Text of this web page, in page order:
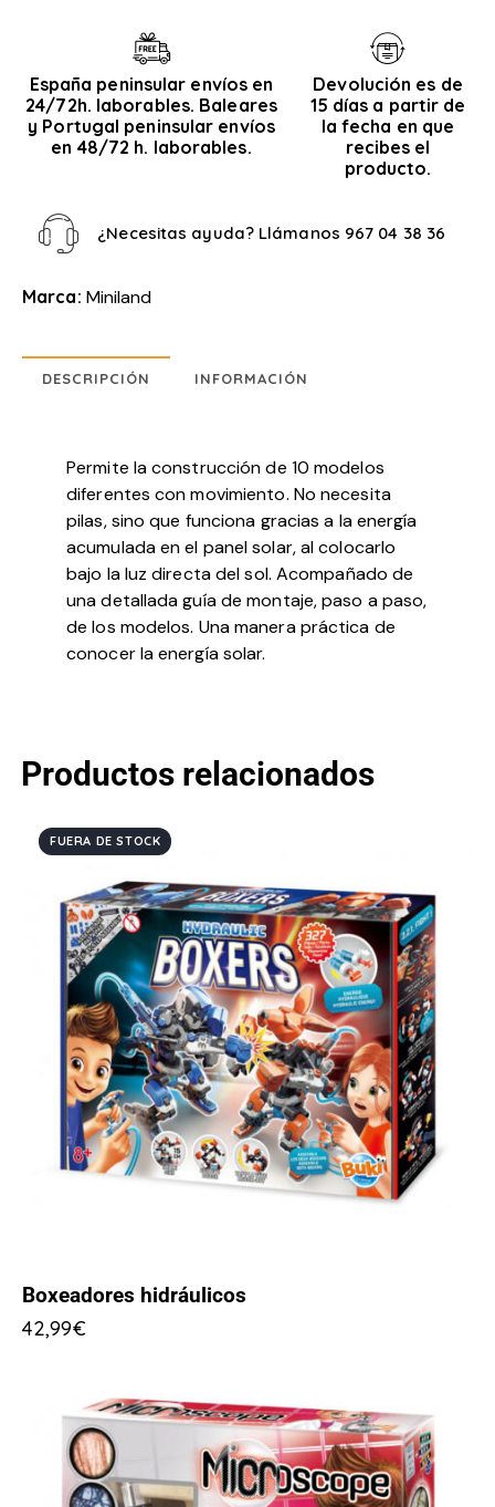
España peninsular envíos en
24/72h. laborables. Baleares
y Portugal peninsular envíos
en 48/72 h. laborables.
Devolución es de
15 días a partir de
la fecha en que
recibes el
producto.
¿Necesitas ayuda? Llámanos 967 04 38 36
Marca: Miniland
DESCRIPCIÓN INFORMACIÓN
Permite la construcción de 10 modelos
diferentes con movimiento. No necesita
pilas, sino que funciona gracias a la energía
acumulada en el panel solar, al colocarlo
bajo la luz directa del sol. Acompañado de
una detallada guía de montaje, paso a paso,
de los modelos. Una manera práctica de
conocer la energía solar.
Productos relacionados
FUERA DE STOCK
Boxeadores hidráulicos
42,99€